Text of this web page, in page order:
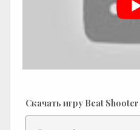
Скачать игру Beat Shooter